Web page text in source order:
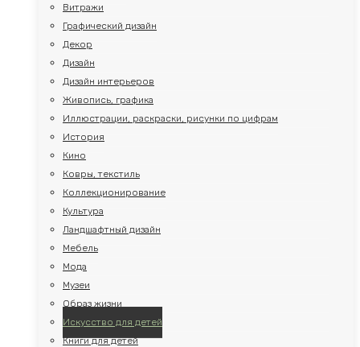
Витражи
Графический дизайн
Декор
Дизайн
Дизайн интерьеров
Живопись, графика
Иллюстрации, раскраски, рисунки по цифрам
История
Кино
Ковры, текстиль
Коллекционирование
Культура
Ландшафтный дизайн
Мебель
Мода
Музеи
Образ жизни
Искусство для детей
Книги для детей